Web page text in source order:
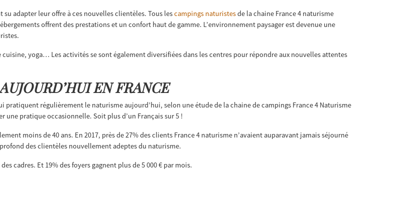
adapter leur offre à ces nouvelles clientèles. Tous lescampings naturistesde la chaine France 4 naturisme
offrent des prestations et un confort haut de gamme. L’environnement paysager est devenue une
yoga… Les activités se sont également diversifiées dans les centres pour répondre aux nouvelles attentes
EN FRANCE
pratiquent régulièrement le naturisme aujourd’hui, selon une étude de la chaine de campings France 4 Naturisme
une pratique occasionnelle. Soit plus d’un Français sur 5 !
moins de 40 ans. En 2017, près de 27% des clients France 4 naturisme n’avaient auparavant jamais séjourné
des clientèles nouvellement adeptes du naturisme.
cadres. Et 19% des foyers gagnent plus de 5 000 € par mois.